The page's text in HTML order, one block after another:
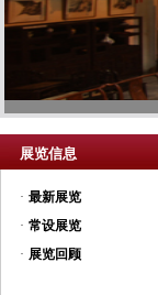
展览信息
· 最新展览
· 常设展览
· 展览回顾